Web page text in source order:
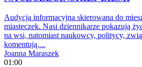
Audycja informacyjna skierowana do
miasteczek. Nasi dziennikarze pokazują
na wsi, natomiast naukowcy, politycy,
komentują…
Joanna Maraszek
01:00